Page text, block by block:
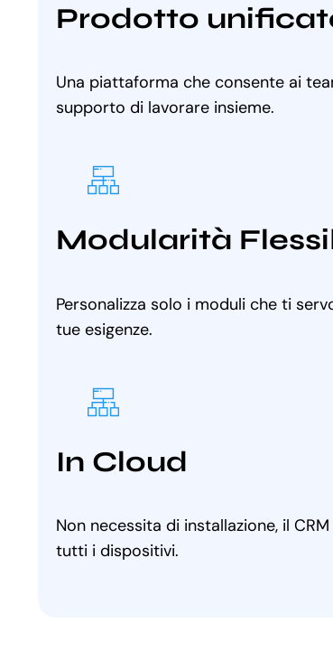
Prodotto
Una piattaforma che consente ai
supporto di lavorare insieme.
Modularità
Personalizza solo i moduli che ti
tue esigenze.
In Cloud
Non necessita di installazione, il
tutti i dispositivi.